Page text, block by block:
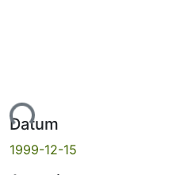
Lade...
Datum
1999-12-15